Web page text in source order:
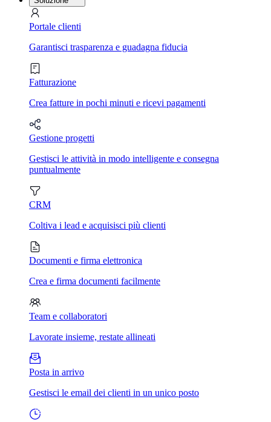
Portale clienti
Garantisci trasparenza e guadagna fiducia
Fatturazione
Crea fatture in pochi minuti e ricevi pagamenti
Gestione progetti
Gestisci le attività in modo intelligente e consegna
puntualmente
CRM
Coltiva i lead e acquisisci più clienti
Documenti e firma elettronica
Crea e firma documenti facilmente
Team e collaboratori
Lavorate insieme, restate allineati
Posta in arrivo
Gestisci le email dei clienti in un unico posto